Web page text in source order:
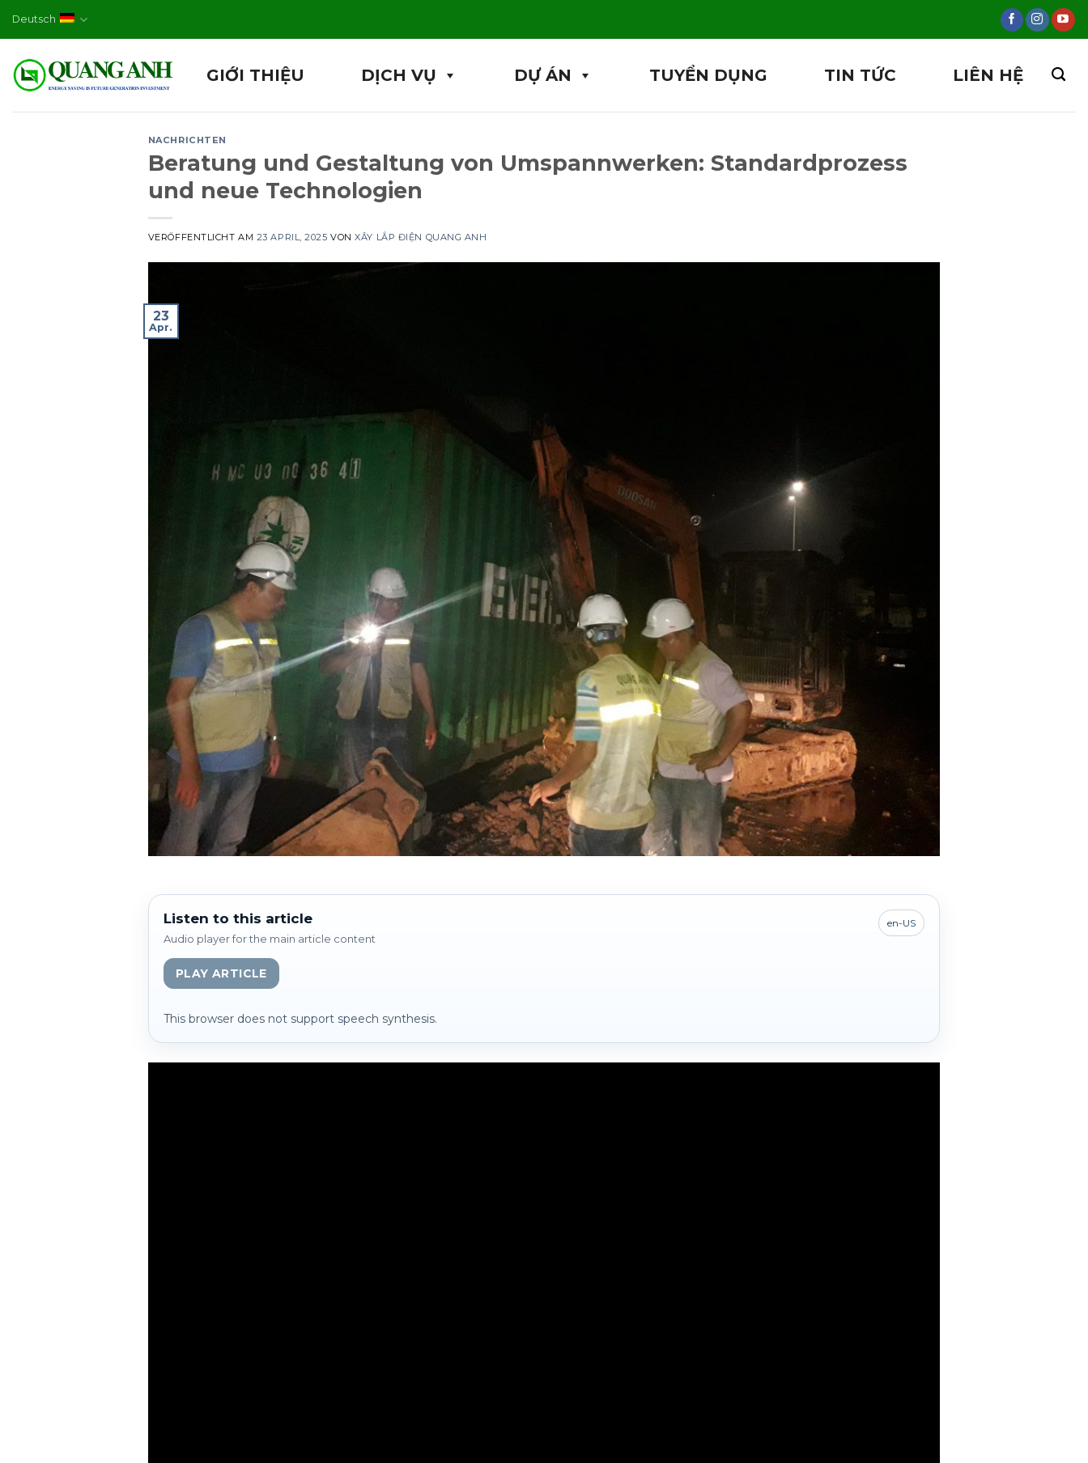
Deutsch
GIỚI THIỆU DỊCH VỤ DỰ ÁN TUYỂN DỤNG TIN TỨC LIÊN HỆ
NACHRICHTEN
Beratung und Gestaltung von Umspannwerken: Standardprozess
und neue Technologien
VERÖFFENTLICHT AM 23 APRIL, 2025 VONXÂY LẮP ĐIỆN QUANG ANH
23
Apr.
Listen to this article
Audio player for the main article content
en-US
PLAY ARTICLE
This browser does not support speech synthesis.